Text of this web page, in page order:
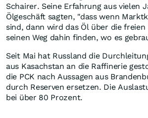
Schairer. Seine Erfahrung aus vielen
Ölgeschäft sagten, "dass wenn
sind, dann wird das Öl über die
seinen Weg dahin finden, wo es
Seit Mai hat Russland die
aus Kasachstan an die Raffinerie
die PCK nach Aussagen aus
durch Reserven ersetzen. Die
bei über 80 Prozent.